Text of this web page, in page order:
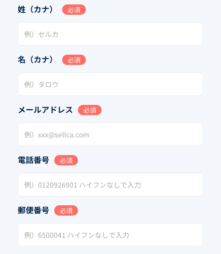
姓（カナ） 必須
名（カナ） 必須
メールアドレス 必須
電話番号 必須
郵便番号 必須